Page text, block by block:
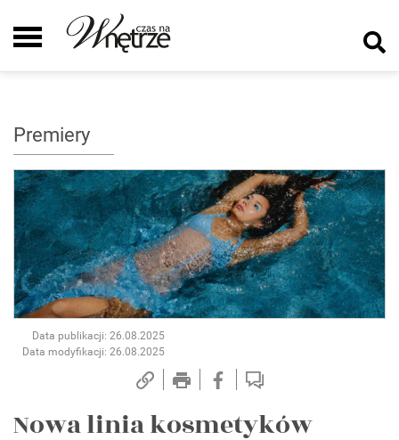
Premiery
Data publikacji: 26.08.2025
Data modyfikacji: 26.08.2025
Nowa linia kosmetyków